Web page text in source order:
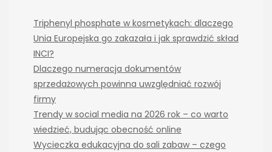
Triphenyl phosphate w kosmetykach: dlaczego
Unia Europejska go zakazała i jak sprawdzić skład
INCI?
Dlaczego numeracja dokumentów
sprzedażowych powinna uwzględniać rozwój
firmy
Trendy w social media na 2026 rok – co warto
wiedzieć, budując obecność online
Wycieczka edukacyjna do sali zabaw – czego